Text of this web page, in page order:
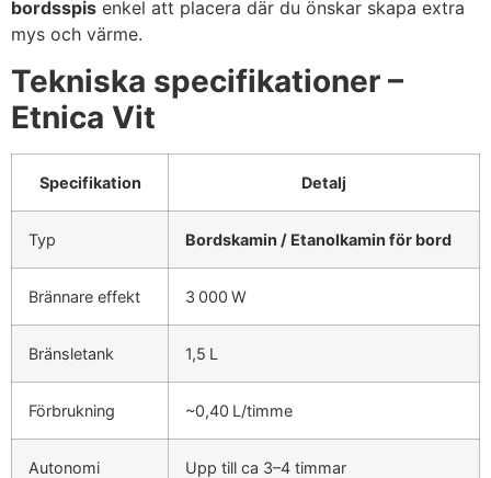
bordsspis enkel att placera där du önskar skapa extra
mys och värme.
Tekniska specifikationer –
Etnica Vit
Specifikation Detalj
Typ Bordskamin / Etanolkamin för bord
Brännare effekt 3 000 W
Bränsletank 1,5 L
Förbrukning ~0,40 L/timme
Autonomi Upp till ca 3–4 timmar